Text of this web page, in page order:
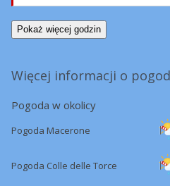
Pokaż więcej godzin
Więcej informacji o
Pogoda w okolicy
Pogoda Macerone
Pogoda Colle delle Torce